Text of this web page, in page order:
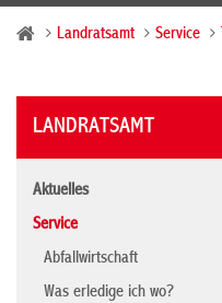
Landratsamt Service
LANDRATSAMT
Aktuelles
Service
Abfallwirtschaft
Was erledige ich wo?